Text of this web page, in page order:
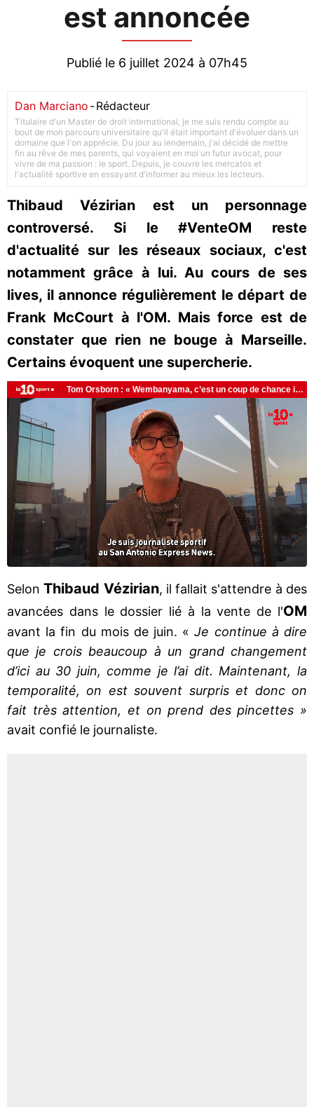
est annoncée
Publié le 6 juillet 2024 à 07h45
Dan Marciano -Rédacteur
Titulaire d'un Master de droit international, je me suis rendu compte au
bout de mon parcours universitaire qu'il était important d'évoluer dans un
domaine que l'on apprécie. Du jour au lendemain, j'ai décidé de mettre
fin au rêve de mes parents, qui voyaient en moi un futur avocat, pour
vivre de ma passion : le sport. Depuis, je couvre les mercatos et
l'actualité sportive en essayant d'informer au mieux les lecteurs.
Thibaud Vézirian est un personnage
controversé. Si le #VenteOM reste
d'actualité sur les réseaux sociaux, c'est
notamment grâce à lui. Au cours de ses
lives, il annonce régulièrement le départ de
Frank McCourt à l'OM. Mais force est de
constater que rien ne bouge à Marseille.
Certains évoquent une supercherie.
Selon Thibaud Vézirian, il fallait s'attendre à des
avancées dans le dossier lié à la vente de l'OM
avant la fin du mois de juin. « Je continue à dire
que je crois beaucoup à un grand changement
d’ici au 30 juin, comme je l’ai dit. Maintenant, la
temporalité, on est souvent surpris et donc on
fait très attention, et on prend des pincettes »
avait confié le journaliste.